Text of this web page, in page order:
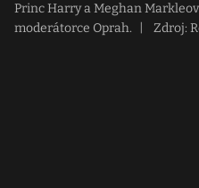
Princ Harry a Meghan
moderátorce Oprah.
Zdroj: